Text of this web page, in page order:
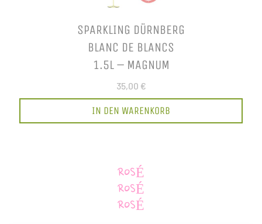
SPARKLING DÜRNBERG
BLANC DE BLANCS
1.5L – MAGNUM
35,00 €
IN DEN WARENKORB
ROSÉ
ROSÉ
ROSÉ